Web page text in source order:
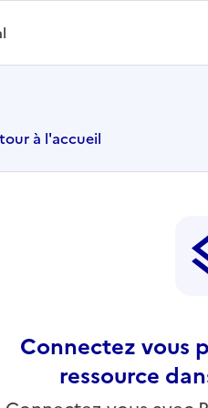
à la page d'accueil
à l'accueil
Connectez vous
ressource